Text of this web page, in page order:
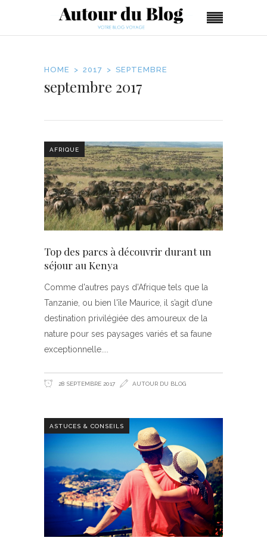
HOME 2017 SEPTEMBRE
septembre 2017
AFRIQUE
Top des parcs à découvrir durant un
séjour au Kenya
Comme d'autres pays d'Afrique tels que la
Tanzanie, ou bien l'île Maurice, il s’agit d’une
destination privilégiée des amoureux de la
nature pour ses paysages variés et sa faune
exceptionnelle.
28 SEPTEMBRE 2017 AUTOUR DU BLOG
ASTUCES & CONSEILS